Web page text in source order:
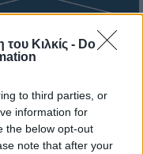
Κιλκίς - Do
to third parties, or
information for
the below opt-out
note that after your